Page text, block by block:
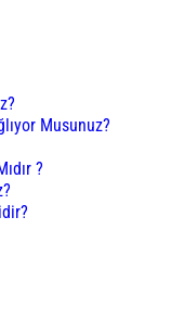
Musunuz?
?